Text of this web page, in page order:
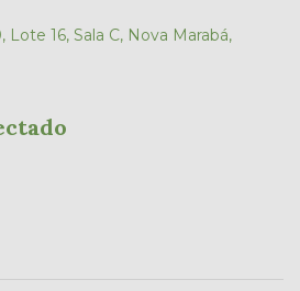
Lote 16, Sala C, Nova Marabá,